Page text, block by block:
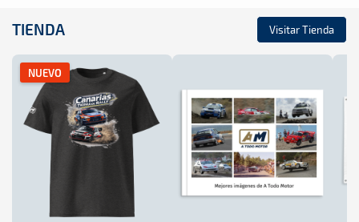
TIENDA Visitar Tienda
NUEVO